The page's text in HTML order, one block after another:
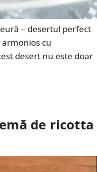
– desertul perfect
cu
desert nu este doar
de ricotta